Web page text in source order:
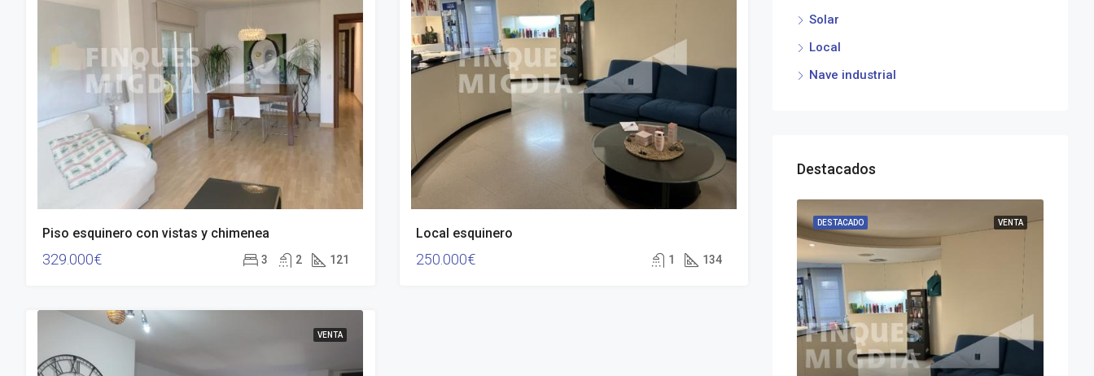
Piso esquinero con vistas y chimenea
329.000€ 3 2 121
Local esquinero
250.000€ 1 134
VENTA
Solar
Local
Nave industrial
Destacados
VENTA
DESTACADO